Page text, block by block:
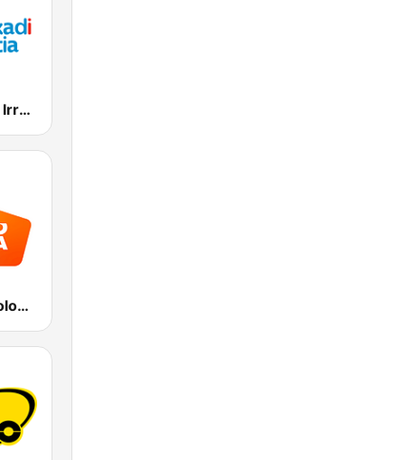
EiTB Euskadi Irratia
Radio Italia solomusicaitaliana